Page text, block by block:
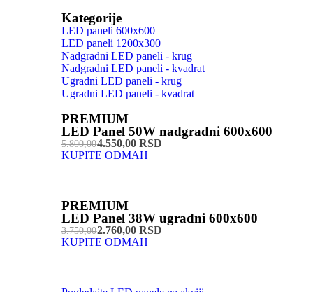
Kategorije
LED paneli 600x600
LED paneli 1200x300
Nadgradni LED paneli - krug
Nadgradni LED paneli - kvadrat
Ugradni LED paneli - krug
Ugradni LED paneli - kvadrat
PREMIUM
LED Panel 50W nadgradni 600x600
5.800,004.550,00 RSD
KUPITE ODMAH
PREMIUM
LED Panel 38W ugradni 600x600
3.750,002.760,00 RSD
KUPITE ODMAH